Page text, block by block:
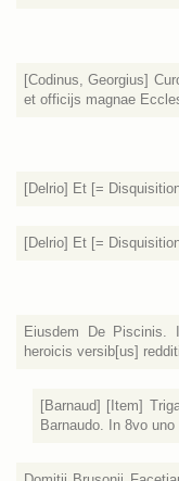
[Codinus, Georgius]
et officijs magnae
[Delrio] Et [=
[Delrio] Et [=
Eiusdem De Piscinis.
heroicis versib[us]
[Barnaud] [Item]
Barnaudo. In 8vo